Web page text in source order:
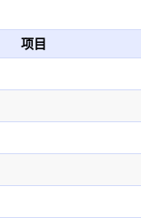
项目